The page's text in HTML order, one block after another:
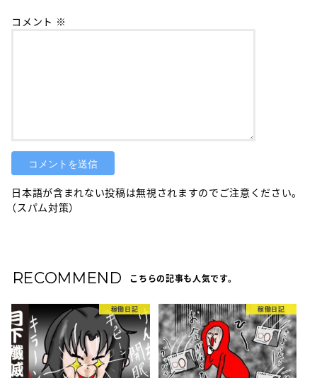
コメント ※
日本語が含まれない投稿は無視されますのでご注意ください。
（スパム対策）
RECOMMEND こちらの記事も人気です。
稼働日記 稼働日記